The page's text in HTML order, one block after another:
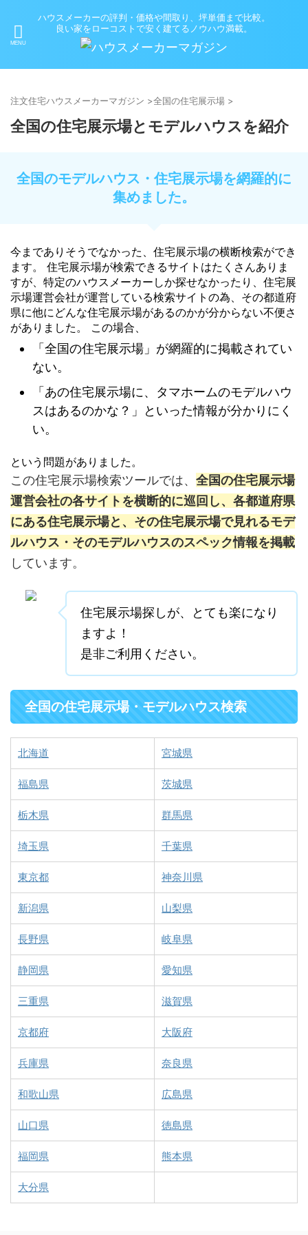
ハウスメーカーの評判・価格や間取り、坪単価まで比較。
良い家をローコストで安く建てるノウハウ満載。
注文住宅ハウスメーカーマガジン >全国の住宅展示場 >
全国の住宅展示場とモデルハウスを紹介
全国のモデルハウス・住宅展示場を網羅的に
集めました。
今までありそうでなかった、住宅展示場の横断検索ができ
ます。 住宅展示場が検索できるサイトはたくさんありま
すが、特定のハウスメーカーしか探せなかったり、住宅展
示場運営会社が運営している検索サイトの為、その都道府
県に他にどんな住宅展示場があるのかが分からない不便さ
がありました。 この場合、
「全国の住宅展示場」が網羅的に掲載されてい
ない。
「あの住宅展示場に、タマホームのモデルハウ
スはあるのかな？」といった情報が分かりにく
い。
という問題がありました。
この住宅展示場検索ツールでは、 全国の住宅展示場
運営会社の各サイトを横断的に巡回し、各都道府県
にある住宅展示場と、その住宅展示場で見れるモデ
ルハウス・そのモデルハウスのスペック情報を掲載
しています。
住宅展示場探しが、とても楽になり
ますよ！
是非ご利用ください。
全国の住宅展示場・モデルハウス検索
北海道 宮城県
福島県 茨城県
栃木県 群馬県
埼玉県 千葉県
東京都 神奈川県
新潟県 山梨県
長野県 岐阜県
静岡県 愛知県
三重県 滋賀県
京都府 大阪府
兵庫県 奈良県
和歌山県 広島県
山口県 徳島県
福岡県 熊本県
大分県